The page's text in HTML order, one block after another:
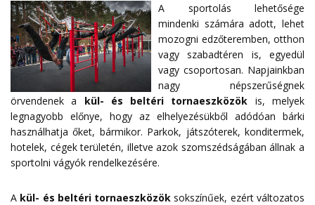
A sportolás lehetősége
mindenki számára adott, lehet
mozogni edzőteremben, otthon
vagy szabadtéren is, egyedül
vagy csoportosan. Napjainkban
nagy népszerűségnek
örvendenek a kül- és beltéri tornaeszközök is, melyek
legnagyobb előnye, hogy az elhelyezésükből adódóan bárki
használhatja őket, bármikor. Parkok, játszóterek, konditermek,
hotelek, cégek területén, illetve azok szomszédságában állnak a
sportolni vágyók rendelkezésére.
A kül- és beltéri tornaeszközök sokszínűek, ezért változatos